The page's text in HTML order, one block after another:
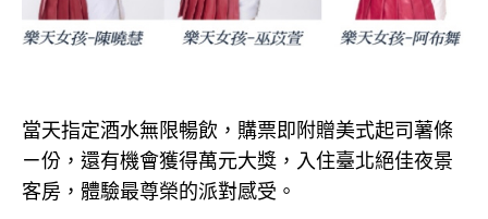
當天指定酒水無限暢飲，購票即附贈美式起司薯條
ㄧ份，還有機會獲得萬元大獎，入住臺北絕佳夜景
客房，體驗最尊榮的派對感受。